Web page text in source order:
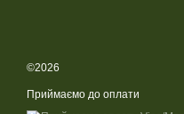
©2026
Приймаємо до оплати